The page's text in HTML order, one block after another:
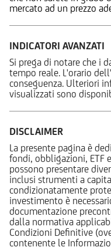
mercato ad un prezzo
INDICATORI AVANZATI
Si prega di notare che i
tempo reale. L'orario
conseguenza. Ulteriori
visualizzati sono
DISCLAIMER
La presente pagina è
fondi, obbligazioni, ETF
possono presentare
inclusi strumenti a
condizionatamente
investimento è
documentazione
dalla normativa
Condizioni Definitive
contenente le